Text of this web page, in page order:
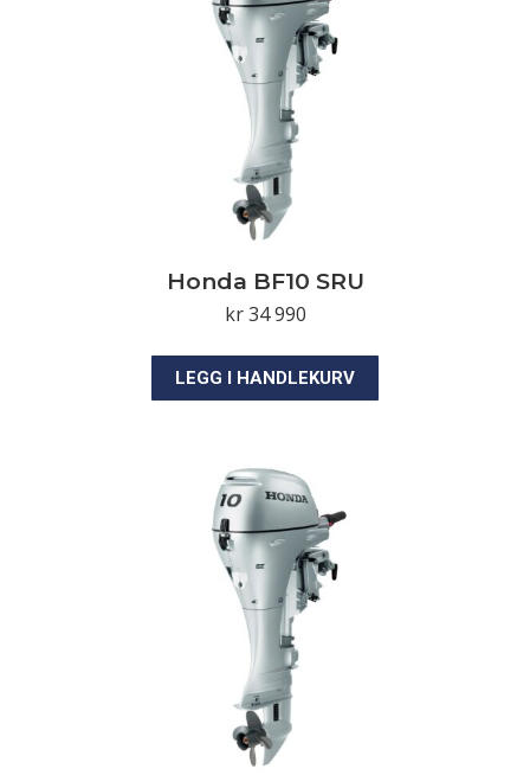
Honda BF10 SRU
kr34 990
LEGG I HANDLEKURV